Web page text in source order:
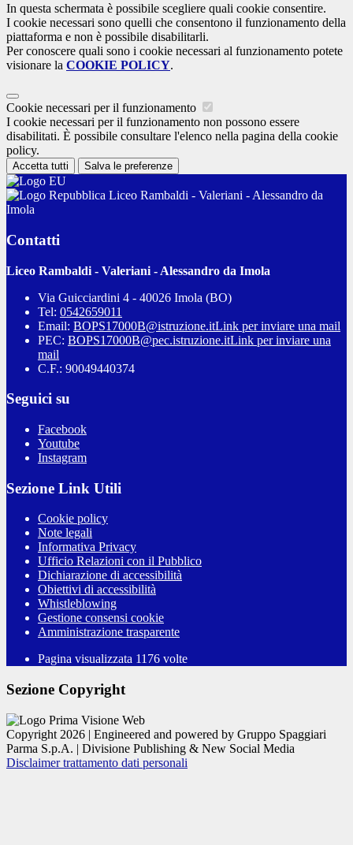
In questa schermata è possibile scegliere quali cookie consentire.
I cookie necessari sono quelli che consentono il funzionamento della
piattaforma e non è possibile disabilitarli.
Per conoscere quali sono i cookie necessari al funzionamento potete
visionare la COOKIE POLICY.
Cookie necessari per il funzionamento
I cookie necessari per il funzionamento non possono essere
disabilitati. È possibile consultare l'elenco nella pagina della cookie
policy.
Accetta tutti Salva le preferenze
Liceo Rambaldi - Valeriani - Alessandro da
Imola
Contatti
Liceo Rambaldi - Valeriani - Alessandro da Imola
Via Guicciardini 4 - 40026 Imola (BO)
Tel: 0542659011
Email: BOPS17000B@istruzione.itLink per inviare una mail
PEC: BOPS17000B@pec.istruzione.itLink per inviare una
mail
C.F.: 90049440374
Seguici su
Facebook
Youtube
Instagram
Sezione Link Utili
Cookie policy
Note legali
Informativa Privacy
Ufficio Relazioni con il Pubblico
Dichiarazione di accessibilità
Obiettivi di accessibilità
Whistleblowing
Gestione consensi cookie
Amministrazione trasparente
Pagina visualizzata 1176 volte
Sezione Copyright
Copyright 2026 | Engineered and powered by Gruppo Spaggiari
Parma S.p.A. | Divisione Publishing & New Social Media
Disclaimer trattamento dati personali